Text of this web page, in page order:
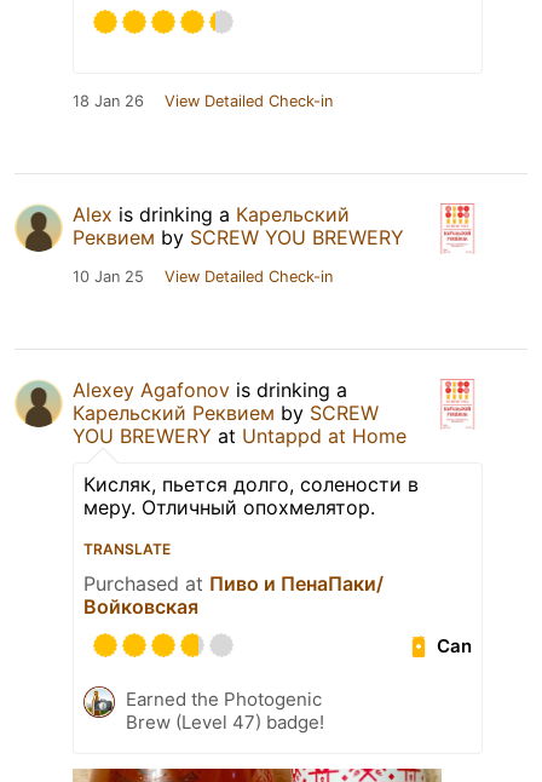
18 Jan 26 View Detailed Check-in
Alex is drinking a Карельский
Реквием by SCREW YOU BREWERY
10 Jan 25 View Detailed Check-in
Alexey Agafonov is drinking a
Карельский Реквием by SCREW
YOU BREWERY at Untappd at Home
Кисляк, пьется долго, солености в
меру. Отличный опохмелятор.
TRANSLATE
Purchased at Пиво и ПенаПаки/
Войковская
Can
Earned the Photogenic
Brew (Level 47) badge!